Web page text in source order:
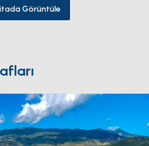
veriyor.Volos Marinası
daha küçük çalışan
üst yamaçlarda geleneksel
Portaria) ve denize
koylarıyla —Damouchari,
Trikerikörfezi. Volos
saat. Sezon
Nisan ile Ekim
Görüntüle